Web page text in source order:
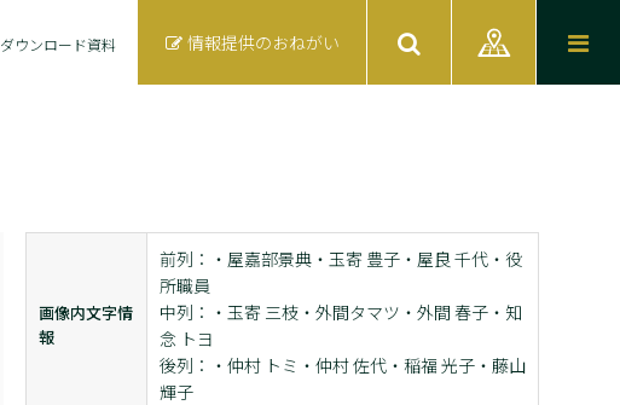
ダウンロード資料 情報提供のおねがい
画像内文字情
報
前列：・屋嘉部景典・玉寄 豊子・屋良 千代・役
所職員
中列：・玉寄 三枝・外間タマツ・外間 春子・知
念 トヨ
後列：・仲村 トミ・仲村 佐代・稲福 光子・藤山
輝子